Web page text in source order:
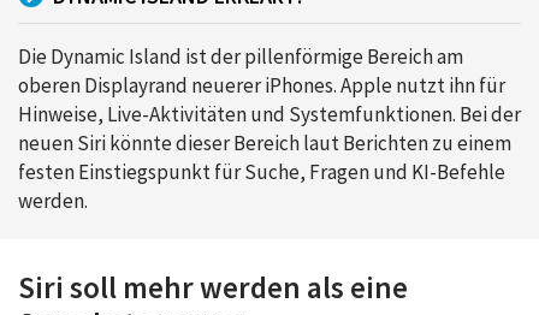
Die Dynamic Island ist der pillenförmige Bereich am
oberen Displayrand neuerer iPhones. Apple nutzt ihn für
Hinweise, Live-Aktivitäten und Systemfunktionen. Bei der
neuen Siri könnte dieser Bereich laut Berichten zu einem
festen Einstiegspunkt für Suche, Fragen und KI-Befehle
werden.
Siri soll mehr werden als eine